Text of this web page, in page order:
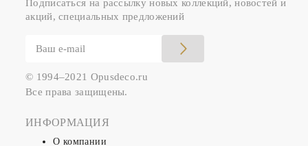
Подписаться на рассылку новых коллекций, новостей и
акций, специальных предложений
© 1994–2021 Opusdeco.ru
Все права защищены.
ИНФОРМАЦИЯ
О компании